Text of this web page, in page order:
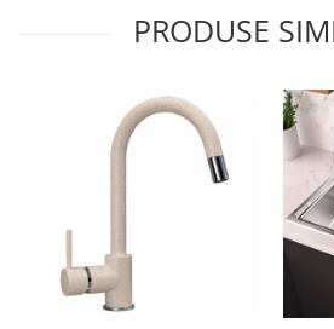
PRODUSE